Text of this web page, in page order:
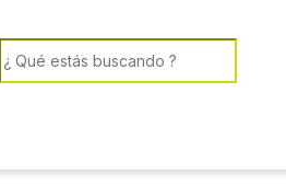
Search for: